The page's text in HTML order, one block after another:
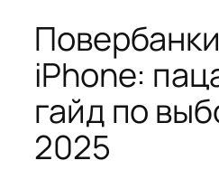
iPhone:
гайд по
2025